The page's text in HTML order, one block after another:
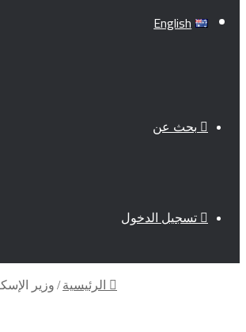
English
بحث عن
تسجيل الدخول
الرئيسية / وزير